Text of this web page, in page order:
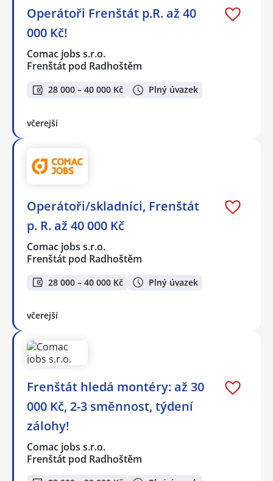
Operátoři Frenštát p.R. až 40
000 Kč!
Comac jobs s.r.o.
Frenštát pod Radhoštěm
28 000 – 40 000 Kč Plný úvazek
včerejší
Operátoři/skladníci, Frenštát
p. R. až 40 000 Kč
Comac jobs s.r.o.
Frenštát pod Radhoštěm
28 000 – 40 000 Kč Plný úvazek
včerejší
Frenštát hledá montéry: až 30
000 Kč, 2-3 směnnost, týdení
zálohy!
Comac jobs s.r.o.
Frenštát pod Radhoštěm